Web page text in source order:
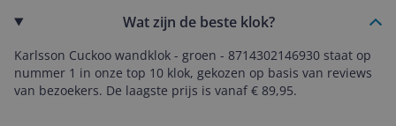
Wat zijn de beste klok?
Karlsson Cuckoo wandklok - groen - 8714302146930 staat op
nummer 1 in onze top 10 klok, gekozen op basis van reviews
van bezoekers. De laagste prijs is vanaf € 89,95.